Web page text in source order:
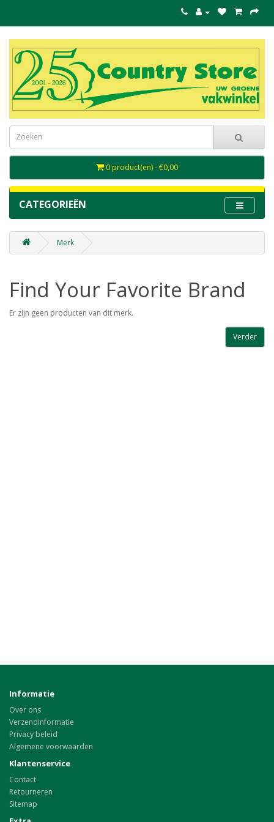
0 product(en) - €0,00
CATEGORIEËN
Merk
Find Your Favorite Brand
Er zijn geen producten van dit merk.
Verder
Informatie
Over ons
Verzendinformatie
Privacy beleid
Algemene voorwaarden
Klantenservice
Contact
Retourneren
Sitemap